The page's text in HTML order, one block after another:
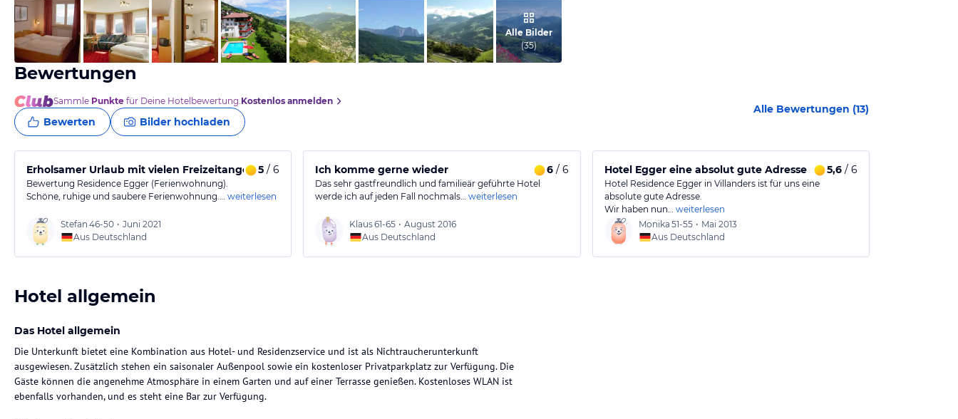
vom Hotelier, April 2010 vom Hotelier, April 2010
Alle Bilder
(35)
Bewertungen
Sammle Punkte für Deine Hotelbewertung.Kostenlos anmelden
Bewerten Bilder hochladen
Alle Bewertungen (13)
Erholsamer Urlaub mit vielen Freizeitangeboten
5 / 6
Bewertung Residence Egger (Ferienwohnung).
Schöne, ruhige und saubere Ferienwohnung.… weiterlesen
Stefan 46-50 • Juni 2021
Aus Deutschland
Ich komme gerne wieder 6/ 6
Das sehr gastfreundlich und familieär geführte Hotel
werde ich auf jeden Fall nochmals… weiterlesen
Klaus61-65 • August 2016
Aus Deutschland
Hotel Egger eine absolut gute Adresse 5,6/ 6
Hotel Residence Egger in Villanders ist für uns eine
absolute gute Adresse.
Wir haben nun… weiterlesen
Monika 51-55 • Mai 2013
Aus Deutschland
Hotel allgemein
Das Hotel allgemein
Die Unterkunft bietet eine Kombination aus Hotel- und Residenzservice und ist als Nichtraucherunterkunft
ausgewiesen. Zusätzlich stehen ein saisonaler Außenpool sowie ein kostenloser Privatparkplatz zur Verfügung. Die
Gäste können die angenehme Atmosphäre in einem Garten und auf einer Terrasse genießen. Kostenloses WLAN ist
ebenfalls vorhanden, und es steht eine Bar zur Verfügung.